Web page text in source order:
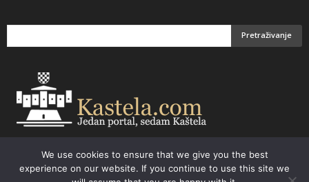
kastela@kastela.com Tel: +385 21 232-437 Izrada web stranica,
prodaja informatičke opreme. Vaš izbor –
Parchy Computers
We use cookies to ensure that we give you the best
experience on our website. If you continue to use this site we